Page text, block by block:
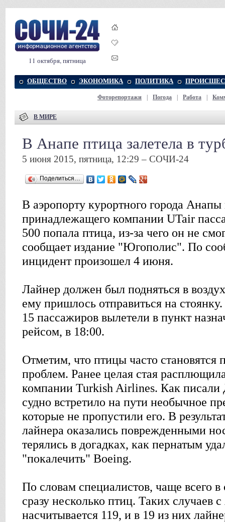
11 октября, пятница
ОБЩЕСТВО ЭКОНОМИКА ПОЛИТИКА
Фоторепортажи Погода Работа
В МИРЕ
В Анапе птица залетела в
5 июня 2015, пятница, 12:29 – СОЧИ-24
Поделиться…
В аэропорту курортного города Анапы
принадлежащего компании UTair
500 попала птица, из-за чего он не
сообщает издание "Югополис". По
инцидент произошел 4 июня.
Лайнер должен был подняться в
ему пришлось отправиться на
15 пассажиров вылетели в пункт
рейсом, в 18:00.
Отметим, что птицы часто
проблем. Ранее целая стая
компании Turkish Airlines. Как писали
судно встретило на пути необычное
которые не пропустили его. В
лайнера оказались поврежденными
терялись в догадках, как пернатым
"покалечить" Boeing.
По словам специалистов, чаще всего в
сразу несколько птиц. Таких случаев с
насчитывается 119, и в 19 из них